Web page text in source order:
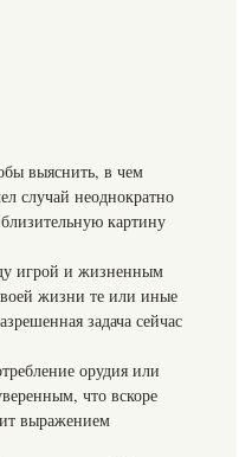
выяснить, в чем
случай неоднократно
картину
игрой и жизненным
жизни те или иные
задача сейчас
орудия или
что вскоре
выражением